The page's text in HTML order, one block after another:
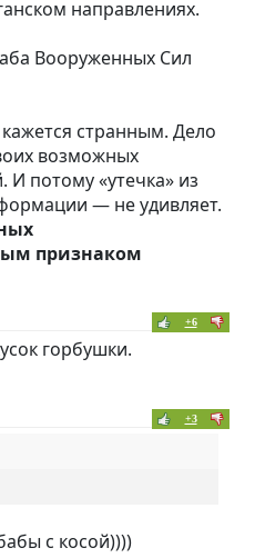
направлениях.
Вооруженных Сил
странным. Дело
возможных
потому «утечка» из
— не удивляет.
признаком
+6
горбушки.
+3
с косой))))